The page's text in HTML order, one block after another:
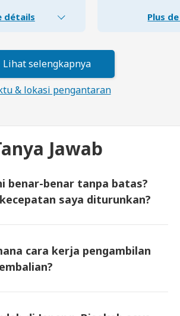
détails Plus
Lihat selengkapnya
& lokasi pengantaran
Jawab
benar-benar tanpa batas?
saya diturunkan?
batas dan kami tidak menerapkan
dapat menggunakan data sebanyak
hari. (Seperti jaringan seluler
operator sementara dapat memengaruhi
cara kerja pengambilan
atau pilih pengiriman ke hotel/rumah